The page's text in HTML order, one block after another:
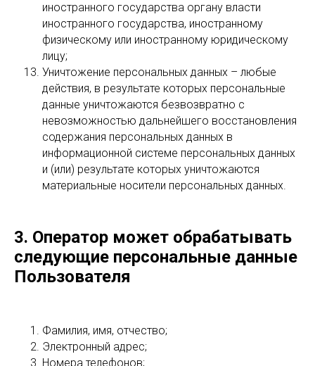
иностранного государства органу власти
иностранного государства, иностранному
физическому или иностранному юридическому
лицу;
Уничтожение персональных данных – любые
действия, в результате которых персональные
данные уничтожаются безвозвратно с
невозможностью дальнейшего восстановления
содержания персональных данных в
информационной системе персональных данных
и (или) результате которых уничтожаются
материальные носители персональных данных.
3. Оператор может обрабатывать
следующие персональные данные
Пользователя
Фамилия, имя, отчество;
Электронный адрес;
Номера телефонов;